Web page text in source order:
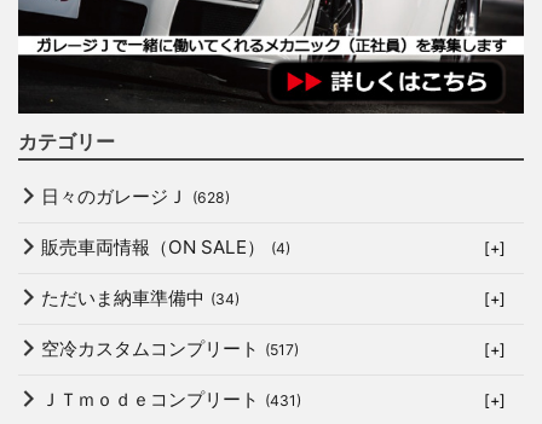
カテゴリー
日々のガレージＪ (628)
販売車両情報（ON SALE） (4) [+]
ただいま納車準備中 (34) [+]
空冷カスタムコンプリート (517) [+]
ＪＴｍｏｄｅコンプリート (431) [+]